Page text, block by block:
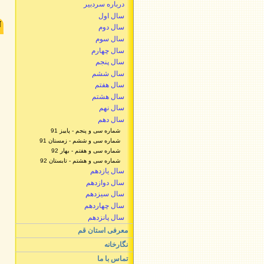
درباره سردبير
سال اول
سال دوم
سال سوم
سال چهارم
سال پنجم
سال ششم
سال هفتم
سال هشتم
سال نهم
سال دهم
شماره سی و پنجم - پاییز 91
شماره سی و ششم - زمستان 91
شماره سی و هفتم - بهار 92
شماره سی و هشتم - تابستان 92
سال یازدهم
سال دوازدهم
سال سیزدهم
سال چهاردهم
سال پانزدهم
معرفی استان قم
نگارخانه
تماس با ما